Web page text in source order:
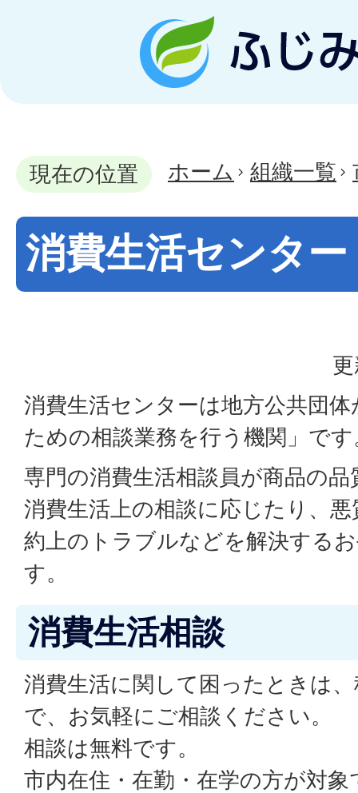
現在の位置 ホーム 組織一覧
消費生活センター
消費生活センターは地方公共団
ための相談業務を行う機関」です
専門の消費生活相談員が商品の
消費生活上の相談に応じたり、
約上のトラブルなどを解決する
す。
消費生活相談
消費生活に関して困ったときは
で、お気軽にご相談ください。
相談は無料です。
市内在住・在勤・在学の方が対象